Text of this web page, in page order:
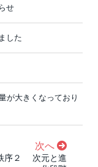
せ
した
が大きくなっており
次へ
序２ 次元と進